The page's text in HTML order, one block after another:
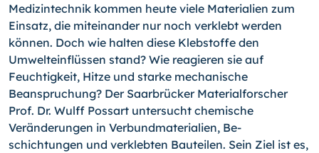
Medizintech­nik kommen heute viele Materialien zum
Einsatz, die miteinan­der nur noch verklebt werden
können. Doch wie halten diese Klebstoffe den
Umwelteinflüssen stand? Wie reagieren sie auf
Feuchtigkeit, Hitze und starke mechanische
Beanspruchung? Der Saarbrücker Materialforscher
Prof. Dr. Wulff Possart un­tersucht chemische
Veränderungen in Verbundmaterialien, Be­
schichtungen und verklebten Bauteilen. Sein Ziel ist es,